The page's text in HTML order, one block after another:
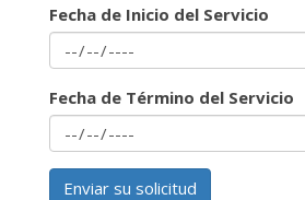
Fecha de Inicio del Servicio
Fecha de Término del Servicio
Enviar su solicitud